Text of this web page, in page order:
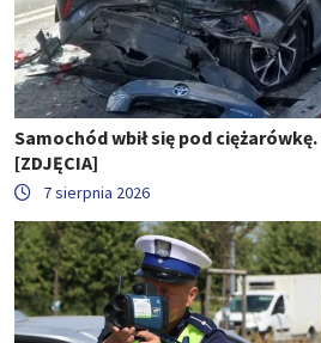
Samochód wbił się pod
[ZDJĘCIA]
7 sierpnia 2026